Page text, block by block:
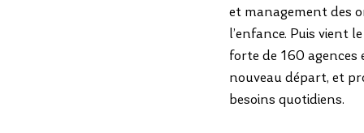
et management des
l’enfance. Puis vient
forte de 160 agences
nouveau départ, et
besoins quotidiens.